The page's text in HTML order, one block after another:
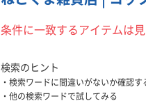
条件に一致するアイテムは
検索のヒント
検索ワードに間違いがないか確認す
他の検索ワードで試してみる